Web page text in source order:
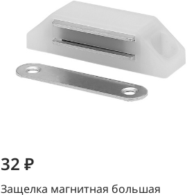
32 ₽
Защелка магнитная большая